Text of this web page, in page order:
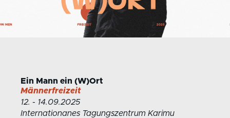
Ein Mann ein (W)Ort
Männerfreizeit
12. - 14.09.2025
Internationanes Tagungszentrum Karimu